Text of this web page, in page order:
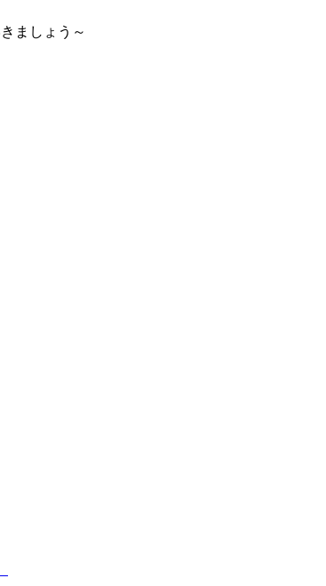
ましょう～